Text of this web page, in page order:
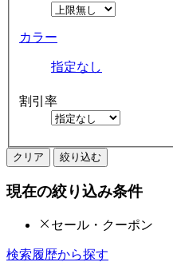
カラー
指定なし
割引率
クリア 絞り込む
現在の絞り込み条件
セール・クーポン
検索履歴から探す